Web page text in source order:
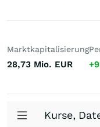
Marktkapitalisierung
28,73 Mio. EUR
Kurse,